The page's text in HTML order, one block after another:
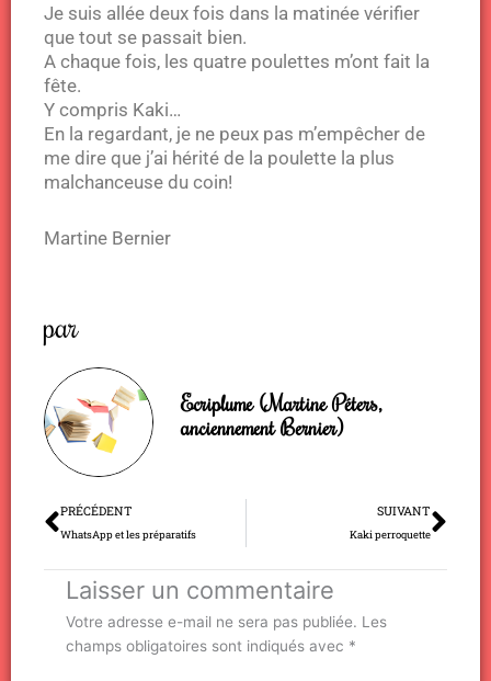
Je suis allée deux fois dans la matinée vérifier
que tout se passait bien.
A chaque fois, les quatre poulettes m’ont fait la
fête.
Y compris Kaki…
En la regardant, je ne peux pas m’empêcher de
me dire que j’ai hérité de la poulette la plus
malchanceuse du coin!
Martine Bernier
par
Ecriplume (Martine Péters,
anciennement Bernier)
Précédent
PRÉCÉDENT
WhatsApp et les préparatifs
SUIVANT
Kaki perroquette
Laisser un commentaire
Votre adresse e-mail ne sera pas publiée. Les
champs obligatoires sont indiqués avec *